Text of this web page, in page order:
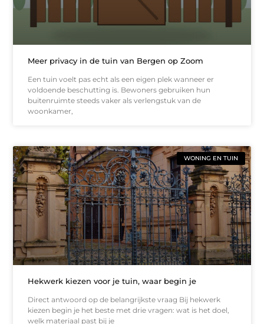
Meer privacy in de tuin van Bergen op Zoom
Een tuin voelt pas echt als een eigen plek wanneer er
voldoende beschutting is. Bewoners gebruiken hun
buitenruimte steeds vaker als verlengstuk van de
woonkamer,
WONING EN TUIN
Hekwerk kiezen voor je tuin, waar begin je
Direct antwoord op de belangrijkste vraag Bij hekwerk
kiezen begin je het beste met drie vragen: wat is het doel,
welk materiaal past bij je